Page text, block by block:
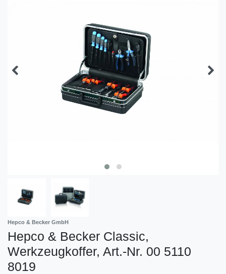
Hepco & Becker GmbH
Hepco & Becker Classic,
Werkzeugkoffer, Art.-Nr. 00 5110
8019